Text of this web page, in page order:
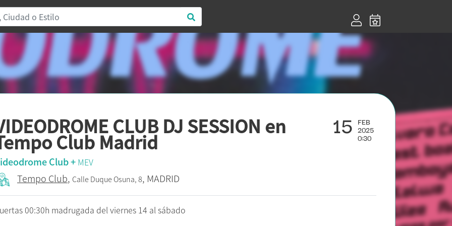
CLUB DJ SESSION en
Club Madrid
15 FEB
2025
0:30
Club + MEV
Tempo Club, Calle Duque Osuna, 8, MADRID
00:30h madrugada del viernes 14 al sábado